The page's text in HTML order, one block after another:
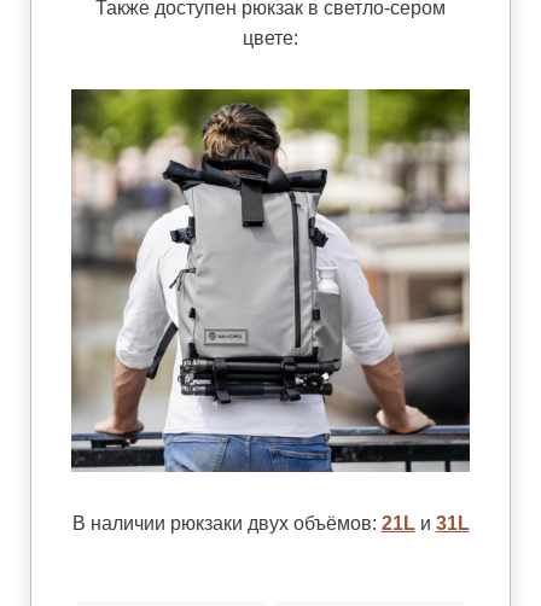
Также доступен рюкзак в светло-сером
цвете:
В наличии рюкзаки двух объёмов: 21Lи 31L